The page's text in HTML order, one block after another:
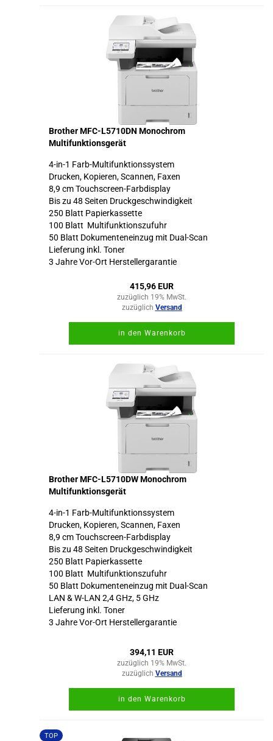
Brother MFC-L5710DN Monochrom
Multifunktionsgerät
4-in-1 Farb-Multifunktionssystem
Drucken, Kopieren, Scannen, Faxen
8,9 cm Touchscreen-Farbdisplay
Bis zu 48 Seiten Druckgeschwindigkeit
250 Blatt Papierkassette
100 Blatt Multifunktionszufuhr
50 Blatt Dokumenteneinzug mit Dual-Scan
Lieferung inkl. Toner
3 Jahre Vor-Ort Herstellergarantie
415,96 EUR
zuzüglich 19% MwSt.
zuzüglich Versand
in den Warenkorb
Brother MFC-L5710DW Monochrom
Multifunktionsgerät
4-in-1 Farb-Multifunktionssystem
Drucken, Kopieren, Scannen, Faxen
8,9 cm Touchscreen-Farbdisplay
Bis zu 48 Seiten Druckgeschwindigkeit
250 Blatt Papierkassette
100 Blatt Multifunktionszufuhr
50 Blatt Dokumenteneinzug mit Dual-Scan
LAN & W-LAN 2,4 GHz, 5 GHz
Lieferung inkl. Toner
3 Jahre Vor-Ort Herstellergarantie
394,11 EUR
zuzüglich 19% MwSt.
zuzüglich Versand
in den Warenkorb
TOP